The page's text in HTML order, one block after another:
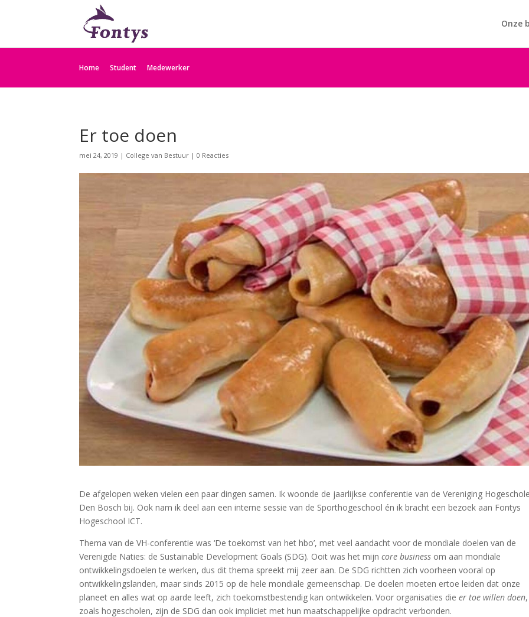
Home Student Medewerker
Onze
Er toe doen
mei 24, 2019 | College van Bestuur |0 Reacties
De afgelopen weken vielen een paar dingen samen. Ik woonde de jaarlijkse conferentie van de Vereniging
Den Bosch bij. Ook nam ik deel aan een interne sessie van de Sporthogeschool én ik bracht een bezoek aan Fontys
Hogeschool ICT.
Thema van de VH-conferentie was ‘De toekomst van het hbo’, met veel aandacht voor de mondiale doelen van de
Verenigde Naties: de Sustainable Development Goals (SDG). Ooit was het mijncore business om aan mondiale
ontwikkelingsdoelen te werken, dus dit thema spreekt mij zeer aan. De SDG richtten zich voorheen vooral op
ontwikkelingslanden, maar sinds 2015 op de hele mondiale gemeenschap. De doelen moeten ertoe leiden dat onze
planeet en alles wat op aarde leeft, zich toekomstbestendig kan ontwikkelen. Voor organisaties dieer toe willen doen,
zoals hogescholen, zijn de SDG dan ook impliciet met hun maatschappelijke opdracht verbonden.